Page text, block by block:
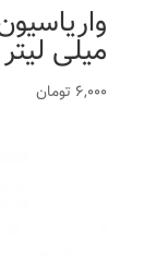
میلی
6,000 تومان